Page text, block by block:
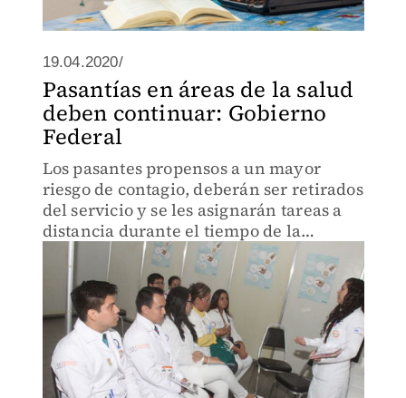
19.04.2020/
Pasantías en áreas de la salud
deben continuar: Gobierno
Federal
Los pasantes propensos a un mayor
riesgo de contagio, deberán ser retirados
del servicio y se les asignarán tareas a
distancia durante el tiempo de la
contingencia